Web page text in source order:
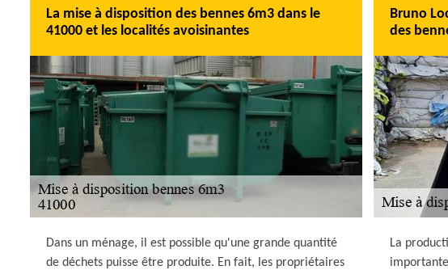
La mise à disposition des bennes 6m3 dans le
41000 et les localités avoisinantes
Dans un ménage, il est possible qu'une grande quantité
de déchets puisse être produite. En fait, les propriétaires
Bruno
des
La